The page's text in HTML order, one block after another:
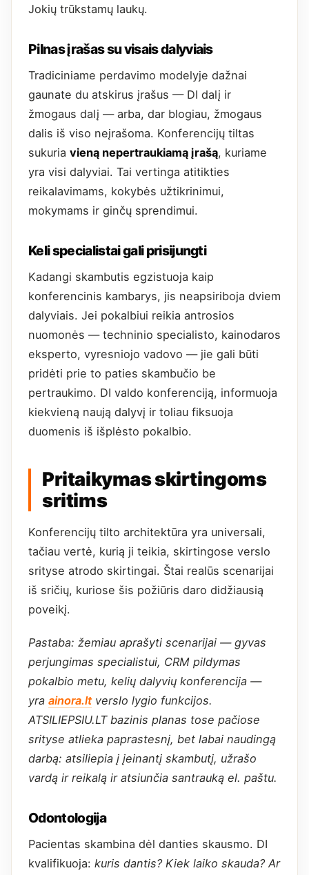
Jokių trūkstamų laukų.
Pilnas įrašas su visais dalyviais
Tradiciniame perdavimo modelyje dažnai
gaunate du atskirus įrašus — DI dalį ir
žmogaus dalį — arba, dar blogiau, žmogaus
dalis iš viso neįrašoma. Konferencijų tiltas
sukuria vieną nepertraukiamą įrašą, kuriame
yra visi dalyviai. Tai vertinga atitikties
reikalavimams, kokybės užtikrinimui,
mokymams ir ginčų sprendimui.
Keli specialistai gali prisijungti
Kadangi skambutis egzistuoja kaip
konferencinis kambarys, jis neapsiriboja dviem
dalyviais. Jei pokalbiui reikia antrosios
nuomonės — techninio specialisto, kainodaros
eksperto, vyresniojo vadovo — jie gali būti
pridėti prie to paties skambučio be
pertraukimo. DI valdo konferenciją, informuoja
kiekvieną naują dalyvį ir toliau fiksuoja
duomenis iš išplėsto pokalbio.
Pritaikymas skirtingoms
sritims
Konferencijų tilto architektūra yra universali,
tačiau vertė, kurią ji teikia, skirtingose verslo
srityse atrodo skirtingai. Štai realūs scenarijai
iš sričių, kuriose šis požiūris daro didžiausią
poveikį.
Pastaba: žemiau aprašyti scenarijai — gyvas
perjungimas specialistui, CRM pildymas
pokalbio metu, kelių dalyvių konferencija —
yra ainora.ltverslo lygio funkcijos.
ATSILIEPSIU.LT bazinis planas tose pačiose
srityse atlieka paprastesnį, bet labai naudingą
darbą: atsiliepia į įeinantį skambutį, užrašo
vardą ir reikalą ir atsiunčia santrauką el. paštu.
Odontologija
Pacientas skambina dėl danties skausmo. DI
kvalifikuoja: kuris dantis? Kiek laiko skauda? Ar